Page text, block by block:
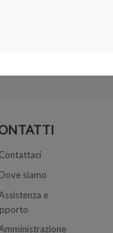
Contattaci
Dove siamo
e